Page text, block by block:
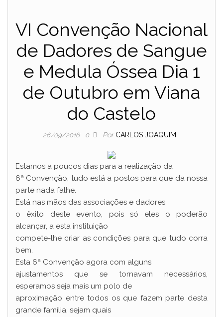
VI Convenção Nacional
de Dadores de Sangue
e Medula Óssea Dia 1
de Outubro em Viana
do Castelo
26/09/2016 0 Por CARLOS JOAQUIM
Estamos a poucos dias para a realização da
6ª Convenção, tudo está a postos para que da nossa
parte nada falhe.
Está nas mãos das associações e dadores
o êxito deste evento, pois só eles o poderão
alcançar, a esta instituição
compete-lhe criar as condições para que tudo corra
bem.
Esta 6ª Convenção agora com alguns
ajustamentos que se tornavam necessários,
esperamos seja mais um polo de
aproximação entre todos os que fazem parte desta
grande família, sejam quais